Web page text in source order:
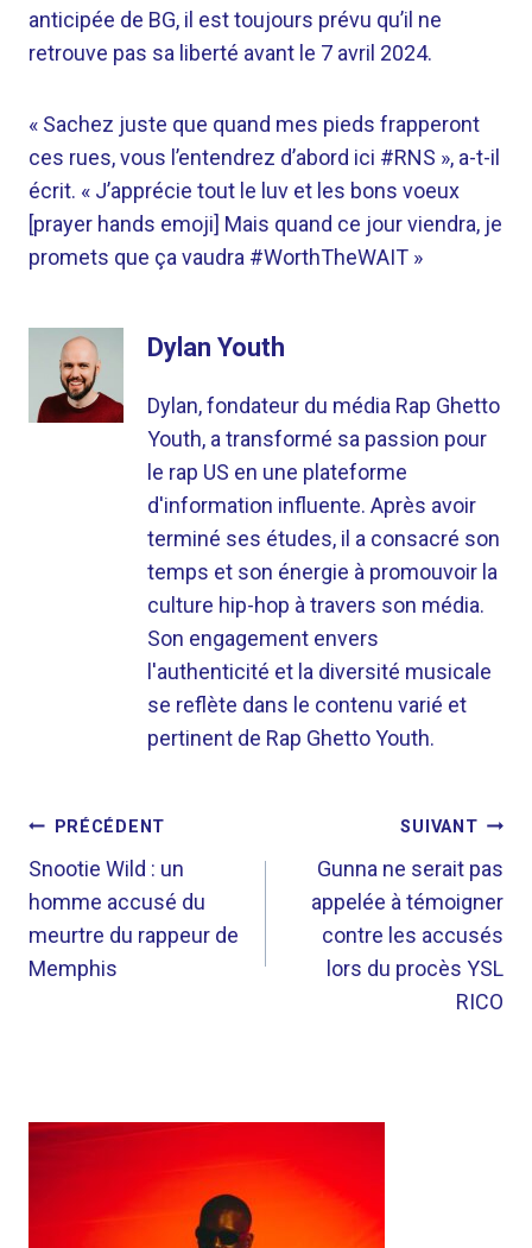
anticipée de BG, il est toujours prévu qu’il ne
retrouve pas sa liberté avant le 7 avril 2024.
« Sachez juste que quand mes pieds frapperont
ces rues, vous l’entendrez d’abord ici #RNS », a-t-il
écrit. « J’apprécie tout le luv et les bons voeux
[prayer hands emoji] Mais quand ce jour viendra, je
promets que ça vaudra #WorthTheWAIT »
Dylan Youth
Dylan, fondateur du média Rap Ghetto
Youth, a transformé sa passion pour
le rap US en une plateforme
d'information influente. Après avoir
terminé ses études, il a consacré son
temps et son énergie à promouvoir la
culture hip-hop à travers son média.
Son engagement envers
l'authenticité et la diversité musicale
se reflète dans le contenu varié et
pertinent de Rap Ghetto Youth.
NAVIGATION
DE
L’ARTICLE
PRÉCÉDENT
Snootie Wild : un
homme accusé du
meurtre du rappeur de
Memphis
SUIVANT
Gunna ne serait pas
appelée à témoigner
contre les accusés
lors du procès YSL
RICO